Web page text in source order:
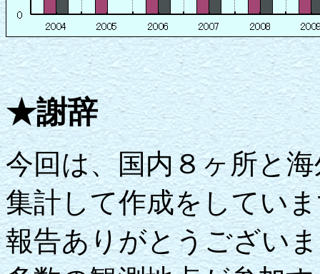
★謝辞
今回は、国内８ヶ所と
集計して作成をしてい
報告ありがとうござい